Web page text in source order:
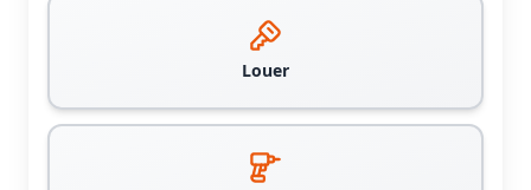
Louer